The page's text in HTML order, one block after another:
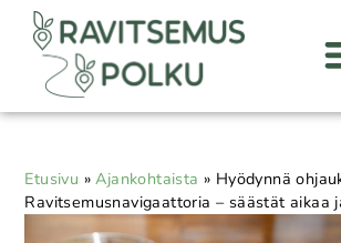
Etusivu »Ajankohtaista » Hyödynnä
Ravitsemusnavigaattoria – säästät aikaa